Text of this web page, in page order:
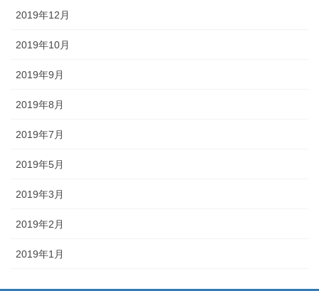
2019年12月
2019年10月
2019年9月
2019年8月
2019年7月
2019年5月
2019年3月
2019年2月
2019年1月